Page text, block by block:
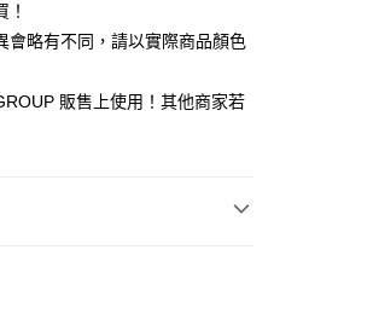
會略有不同，請以實際商品顏色
販售上使用！其他商家若